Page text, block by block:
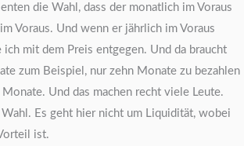
die Wahl, dass der monatlich im Voraus
Voraus. Und wenn er jährlich im Voraus
ich mit dem Preis entgegen. Und da braucht
zum Beispiel, nur zehn Monate zu bezahlen
Und das machen recht viele Leute.
Es geht hier nicht um Liquidität, wobei
ist.